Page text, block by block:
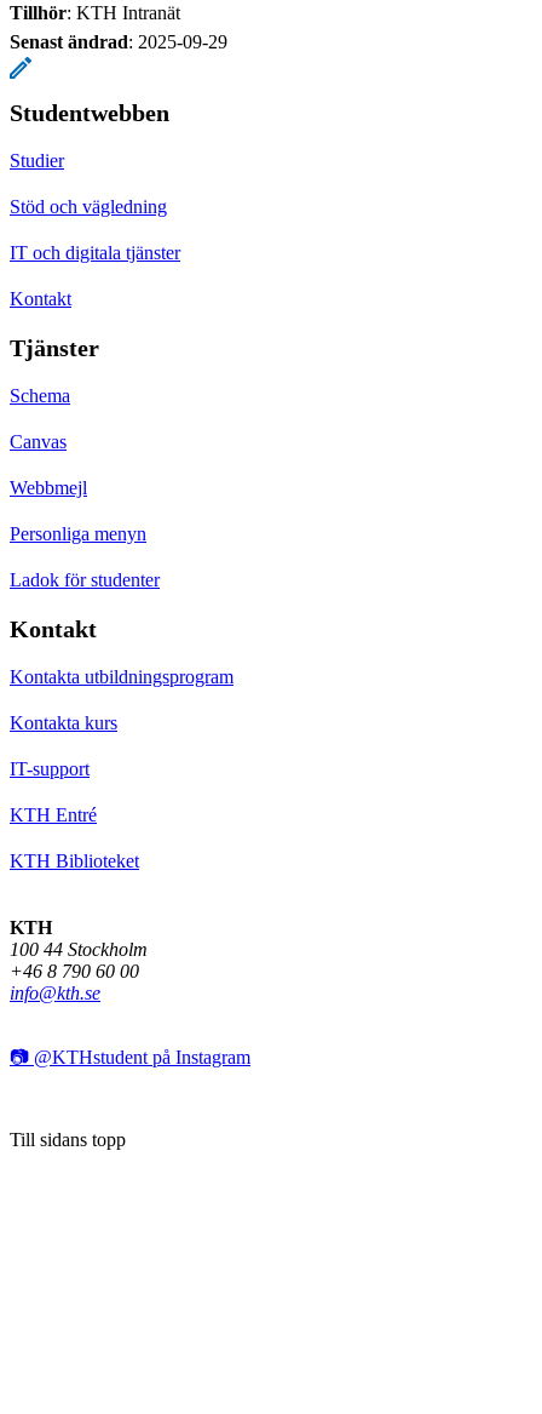
Tillhör: KTH Intranät
Senast ändrad: 2025-09-29
Studentwebben
Studier
Stöd och vägledning
IT och digitala tjänster
Kontakt
Tjänster
Schema
Canvas
Webbmejl
Personliga menyn
Ladok för studenter
Kontakt
Kontakta utbildningsprogram
Kontakta kurs
IT-support
KTH Entré
KTH Biblioteket
KTH
100 44 Stockholm
+46 8 790 60 00
info@kth.se
📷 @KTHstudent på Instagram
Till sidans topp